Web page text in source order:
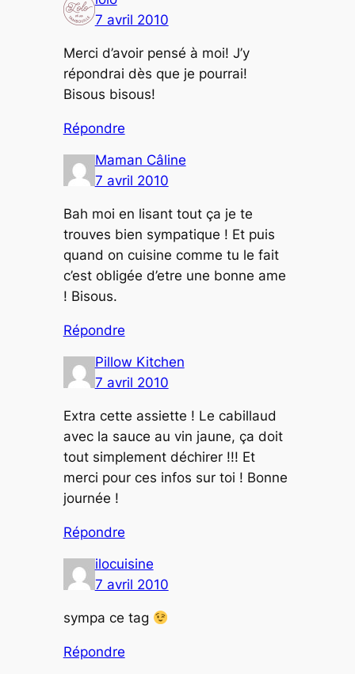
7 avril 2010
Merci d’avoir pensé à moi! J’y
répondrai dès que je pourrai!
Bisous bisous!
Répondre
Maman Câline
7 avril 2010
Bah moi en lisant tout ça je te
trouves bien sympatique ! Et puis
quand on cuisine comme tu le fait
c’est obligée d’etre une bonne ame
! Bisous.
Répondre
Pillow Kitchen
7 avril 2010
Extra cette assiette ! Le cabillaud
avec la sauce au vin jaune, ça doit
tout simplement déchirer !!! Et
merci pour ces infos sur toi ! Bonne
journée !
Répondre
ilocuisine
7 avril 2010
sympa ce tag
Répondre